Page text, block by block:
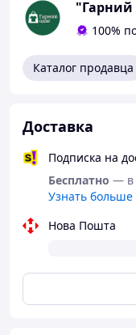
"Гарний
100%
Каталог продавца
Доставка
Подписка на
Бесплатно — в
Узнать больше
Нова Пошта